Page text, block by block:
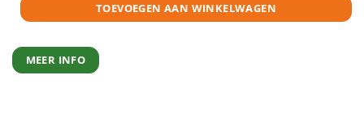
TOEVOEGEN AAN WINKELWAGEN
MEER INFO